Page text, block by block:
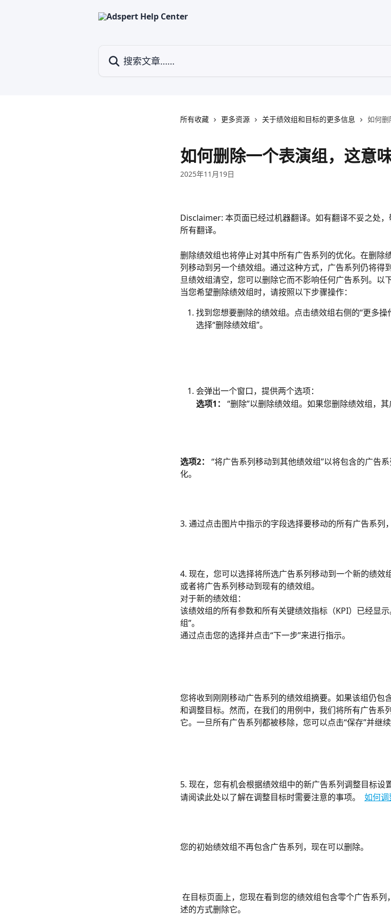
所有收藏 更多资源 关于绩效组和目标的更多信息 如何删
如何删除一个表演组，这意
2025年11月19日
Disclaimer: 本页面已经过机器翻译。如有翻译不妥之处
所有翻译。
删除绩效组也将停止对其中所有广告系列的优化。在删除
列移动到另一个绩效组。通过这种方式，广告系列仍将得
旦绩效组清空，您可以删除它而不影响任何广告系列。以
当您希望删除绩效组时，请按照以下步骤操作：
找到您想要删除的绩效组。点击绩效组右侧的“更多操
选择“删除绩效组”。
会弹出一个窗口，提供两个选项：
选项1：
“删除”以删除绩效组。如果您删除绩效组，
选项2：
“将广告系列移动到其他绩效组”以将包含的广告
化。
3. 通过点击图片中指示的字段选择要移动的所有广告系列
4. 现在，您可以选择将所选广告系列移动到一个新的绩效
或者将广告系列移动到现有的绩效组。
对于新的绩效组：
该绩效组的所有参数和所有关键绩效指标（KPI）已经显
组”。
通过点击您的选择并点击“下一步”来进行指示。
您将收到刚刚移动广告系列的绩效组摘要。如果该组仍包
和调整目标。然而，在我们的用例中，我们将所有广告系
它。一旦所有广告系列都被移除，您可以点击“保存”并继
5. 现在，您有机会根据绩效组中的新广告系列调整目标设置
请阅读此处以了解在调整目标时需要注意的事项。 如何调
您的初始绩效组不再包含广告系列，现在可以删除。
述的方式删除它。